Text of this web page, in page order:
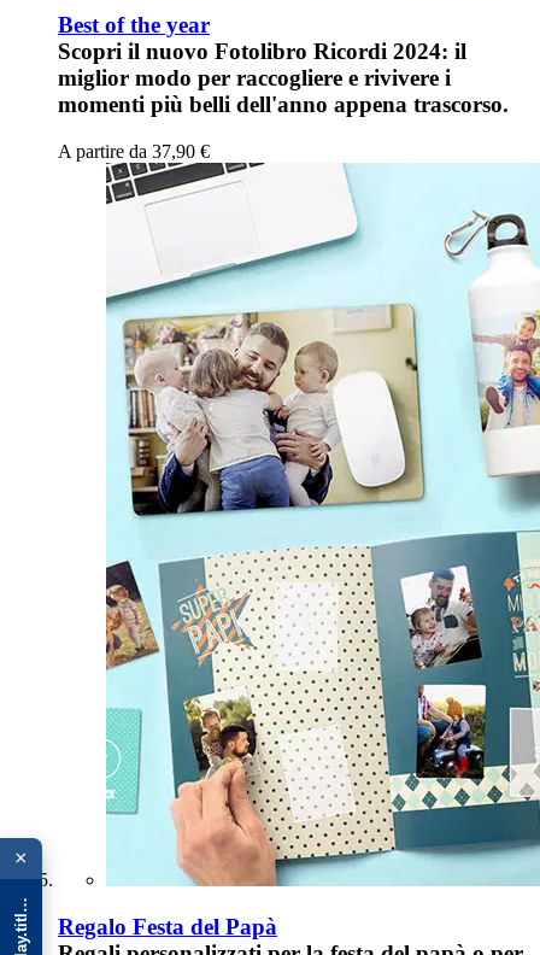
Best of the year
Scopri il nuovo Fotolibro Ricordi 2024: il
miglior modo per raccogliere e rivivere i
momenti più belli dell'anno appena trascorso.
A partire da 37,90 €
Regalo Festa del Papà
×